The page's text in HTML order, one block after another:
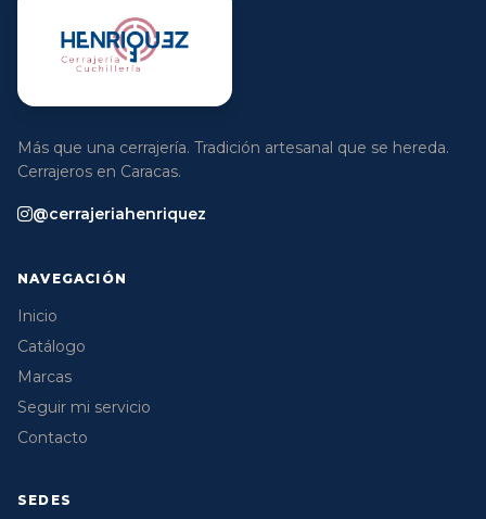
Más que una cerrajería. Tradición artesanal que se hereda.
Cerrajeros en Caracas.
@cerrajeriahenriquez
NAVEGACIÓN
Inicio
Catálogo
Marcas
Seguir mi servicio
Contacto
SEDES